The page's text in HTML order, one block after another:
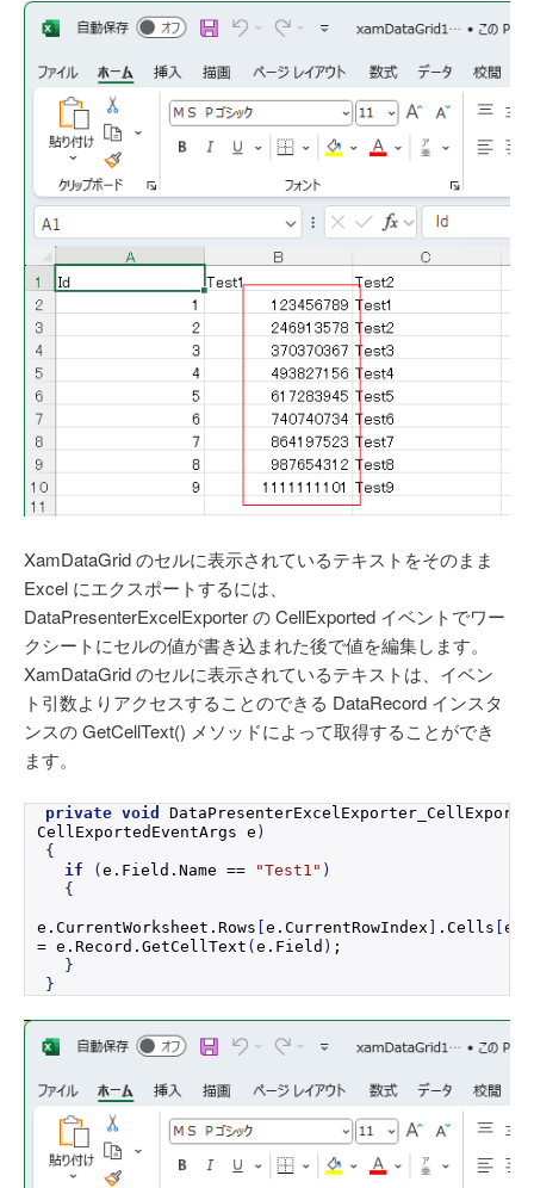
XamDataGrid のセルに表示されているテキストをそのまま
Excel にエクスポートするには、
DataPresenterExcelExporter の CellExported イベントでワー
クシートにセルの値が書き込まれた後で値を編集します。
XamDataGrid のセルに表示されているテキストは、イベン
ト引数よりアクセスすることのできる DataRecord インスタ
ンスの GetCellText() メソッドによって取得することができ
ます。
private void
CellExportedEventArgs e )
{
if
(e. Field . Name == "Test1" )
{
e. CurrentWorksheet . Rows [e. CurrentRowIndex ] . Cells [e.
= e. Record . GetCellText (e. Field ) ;
}
}